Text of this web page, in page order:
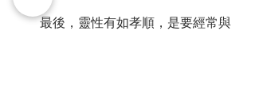
最後，靈性有如孝順，是要經常與